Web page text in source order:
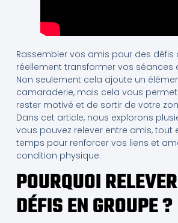
Rassembler vos amis pour des défis
réellement transformer vos séances
Non seulement cela ajoute un
camaraderie, mais cela vous
rester motivé et de sortir de votre
Dans cet article, nous explorons
vous pouvez relever entre amis, tout
temps pour renforcer vos liens et
condition physique.
POURQUOI
DÉFIS EN GROUPE ?